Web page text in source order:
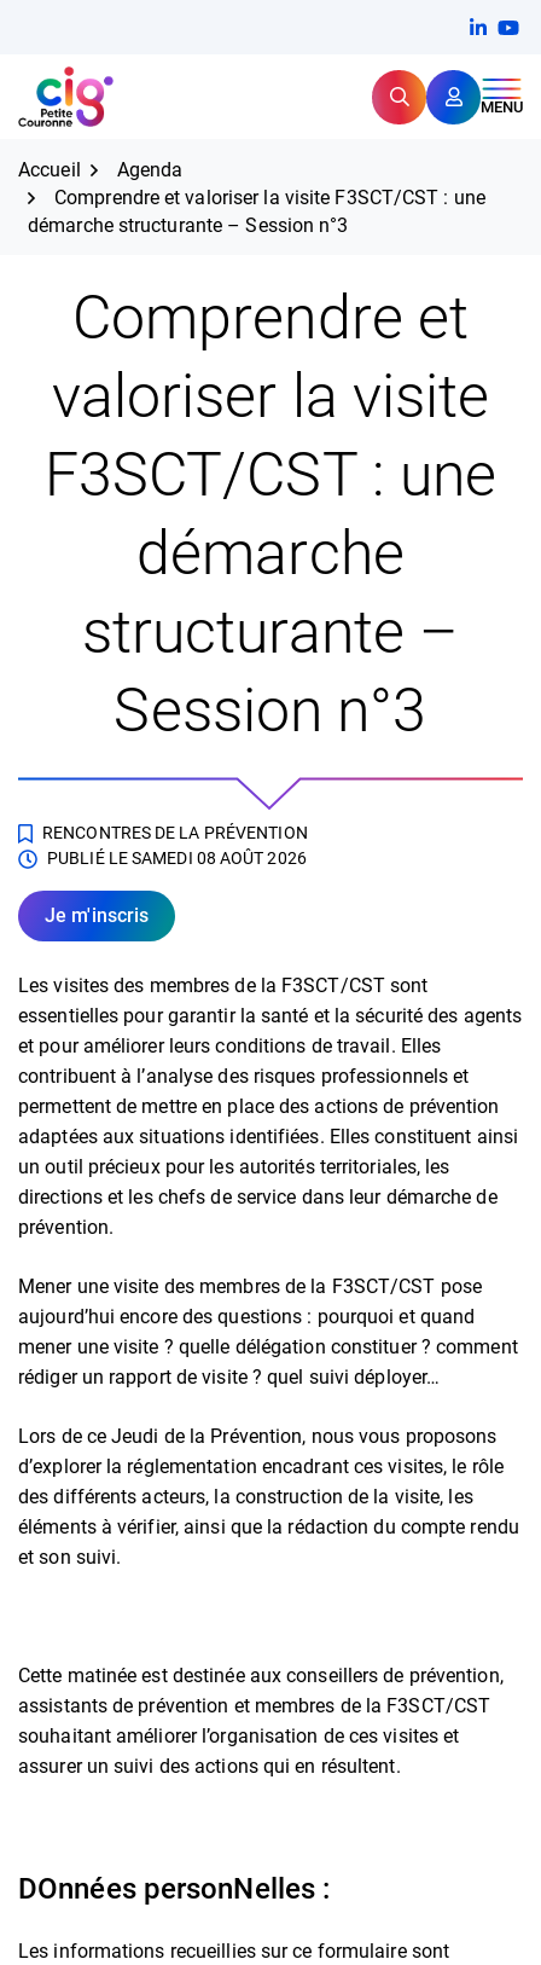
contenu
CIG Petite Couronne RechercherMENU
Expertise et proximité pour
Accueil
Agenda
Comprendre et valoriser la visite F3SCT/CST : une
démarche structurante – Session n°3
Comprendre et
valoriser la visite
F3SCT/CST : une
démarche
structurante –
Session n°3
RENCONTRES DE LA PRÉVENTION
PUBLIÉ LESAMEDI 08 AOÛT 2026
Je m'inscris
Les visites des membres de la F3SCT/CST sont
essentielles pour garantir la santé et la sécurité des agents
et pour améliorer leurs conditions de travail. Elles
contribuent à l’analyse des risques professionnels et
permettent de mettre en place des actions de prévention
adaptées aux situations identifiées. Elles constituent ainsi
un outil précieux pour les autorités territoriales, les
directions et les chefs de service dans leur démarche de
prévention.
Mener une visite des membres de la F3SCT/CST pose
aujourd’hui encore des questions : pourquoi et quand
mener une visite ? quelle délégation constituer ? comment
rédiger un rapport de visite ? quel suivi déployer…
Lors de ce Jeudi de la Prévention, nous vous proposons
d’explorer la réglementation encadrant ces visites, le rôle
des différents acteurs, la construction de la visite, les
éléments à vérifier, ainsi que la rédaction du compte rendu
et son suivi.
Cette matinée est destinée aux conseillers de prévention,
assistants de prévention et membres de la F3SCT/CST
souhaitant améliorer l’organisation de ces visites et
assurer un suivi des actions qui en résultent.
DOnnées personNelles :
Les informations recueillies sur ce formulaire sont